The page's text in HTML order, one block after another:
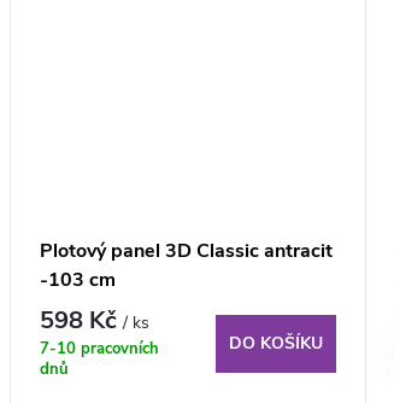
Plotový panel 3D Classic antracit
-103 cm
598 Kč/ ks
7-10 pracovních
dnů
DO KOŠÍKU